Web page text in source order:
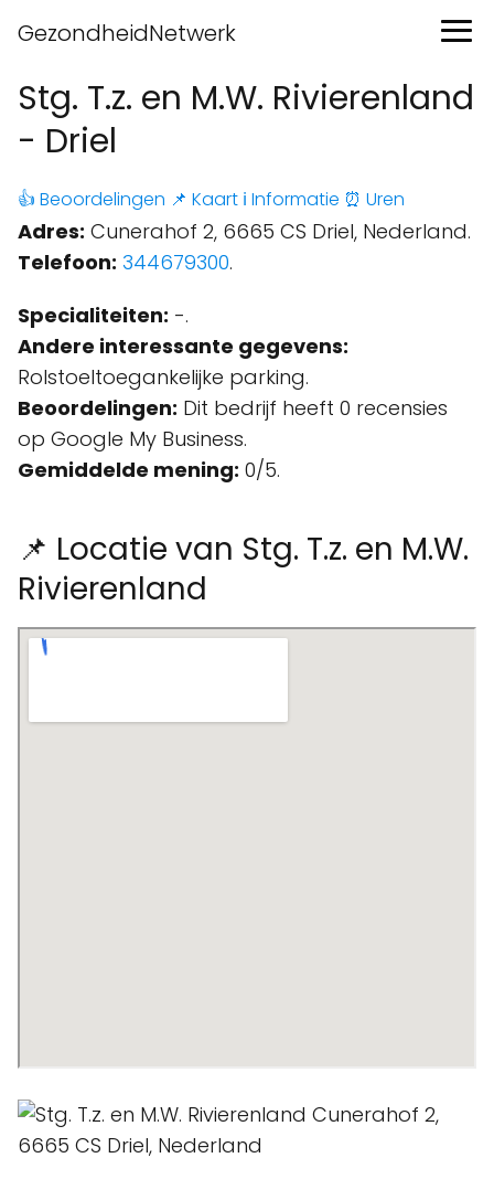
GezondheidNetwerk
Stg. T.z. en M.W. Rivierenland
- Driel
👍 Beoordelingen 📌 Kaart ℹ️ Informatie ⏰ Uren
Adres: Cunerahof 2, 6665 CS Driel, Nederland.
Telefoon: 344679300.
Specialiteiten: -.
Andere interessante gegevens:
Rolstoeltoegankelijke parking.
Beoordelingen: Dit bedrijf heeft 0 recensies
op Google My Business.
Gemiddelde mening: 0/5.
📌 Locatie van Stg. T.z. en M.W.
Rivierenland